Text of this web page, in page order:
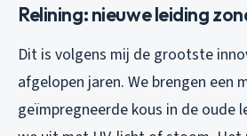
Relining: nieuwe leiding
Dit is volgens mij de grootste
afgelopen jaren. We brengen een
geïmpregneerde kous in de oude